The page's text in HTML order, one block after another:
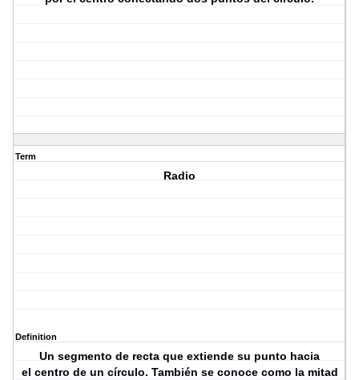
Term
Radio
Definition
Un segmento de recta que extiende su punto hacia
el centro de un círculo. También se conoce como la mitad